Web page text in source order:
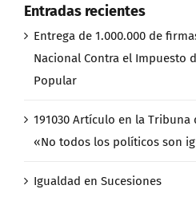
Entradas recientes
Entrega de 1.000.000 de
Nacional Contra el Impuesto
Popular
191030 Artículo en la Tribuna
«No todos los políticos son
Igualdad en Sucesiones